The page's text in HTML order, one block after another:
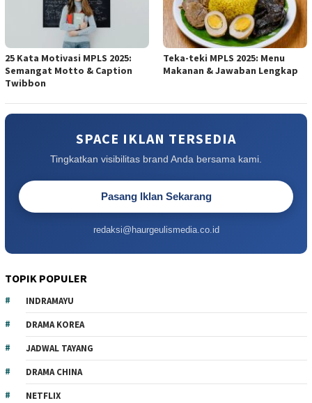
25 Kata Motivasi MPLS 2025:
Semangat Motto & Caption
Twibbon
Teka-teki MPLS 2025: Menu
Makanan & Jawaban Lengkap
SPACE IKLAN TERSEDIA
Tingkatkan visibilitas brand Anda bersama kami.
Pasang Iklan Sekarang
redaksi@haurgeulismedia.co.id
TOPIK POPULER
INDRAMAYU
DRAMA KOREA
JADWAL TAYANG
DRAMA CHINA
NETFLIX